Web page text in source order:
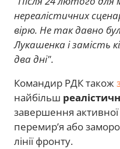
нереалістичних
вірю. Не так давно
Лукашенка і замість
два дні".
Командир РДК також
найбільш
завершення
перемир’я або
лінії фронту.